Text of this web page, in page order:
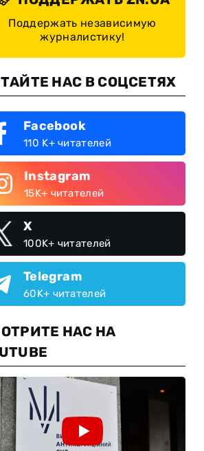
Поддержать независимую
журналистику!
НАС В СОЦСЕТЯХ
Facebook
110 K+ читателей
Instagram
15K+ читателей
X
100K+ читателей
Telegram
60K+ читателей
НАС НА